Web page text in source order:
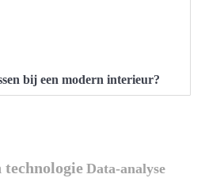
bij een modern interieur?
Data-analyse